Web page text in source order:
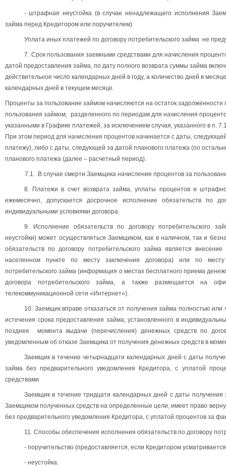
- штрафная неустойка (в случае ненадлежащего исполнения
займа перед Кредитором или поручителем).
Уплата иных платежей по договору потребительского займа не
7. Срок пользования заемными средствами для начисления
датой предоставления займа, по дату полного возврата суммы займа
действительное число календарных дней в году, а количество дней в
календарных дней в текущем месяце.
Проценты за пользование займом начисляются на остаток задолженности
пользования займом, разделенного по периодам для начисления
указанными в Графике платежей, за исключением случая, указанного в п.
При этом период для начисления процентов начинается с даты,
платежу), либо с даты, следующей за датой планового платежа (по
планового платежа (далее – расчетный период).
7.1. В случае смерти Заемщика начисление процентов за
8. Платежи в счет возврата займа, уплаты процентов и
ежемесячно, допускается досрочное исполнение обязательств по
индивидуальными условиями договора.
9. Исполнение обязательств по договору потребительского
неустойки) может осуществляться Заемщиком, как в наличном, так и
обязательств по договору потребительского займа является
населенном пункте по месту заключения договора) или по
потребительского займа (информация о местах бесплатного приема
договора потребительского займа, а также размещается на
телекоммуникационной сети «Интернет»).
10. Заемщик вправе отказаться от получения займа полностью
истечения срока предоставления займа, установленного в
позднее момента выдачи (перечисления) денежных средств по
уведомленным об отказе Заемщика от получения денежных средств в
Заемщик в течение четырнадцати календарных дней с даты
займа без предварительного уведомления Кредитора, с уплатой
средствами.
Заемщик в течение тридцати календарных дней с даты получения
Заемщиком полученных средств на определенные цели, имеет право
без предварительного уведомления Кредитора, с уплатой процентов за
11. Способы обеспечения исполнения обязательств по договору
- поручительство (предоставляется, если Кредитором
- неустойка.